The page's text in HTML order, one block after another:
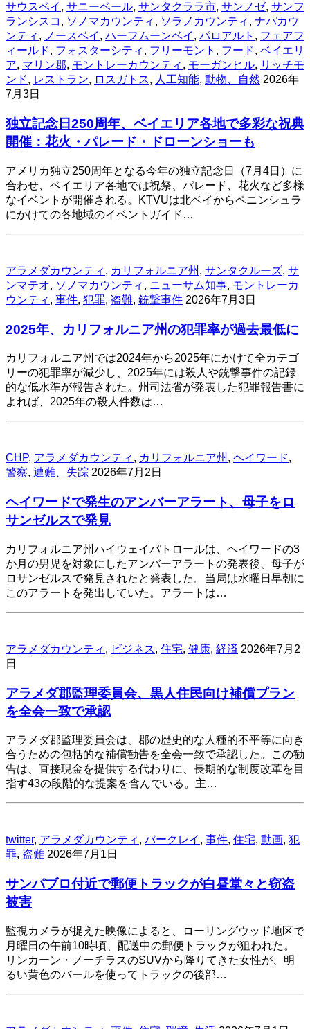
サウスベイ , サニーベール, サンタクララ市, サンノゼ, サンフ
ランシスコ , ソノマカウンティ , ソラノカウンティ , ナパカウ
ンティ , ノースベイ , ハーフムーンベイ , パロアルト , フェアフ
ィールド, フォスターシティ , フリーモント , フード, ベイエリ
ア, マリン郡, モントレーカウンティ , モーガンヒル, リッチモ
ンド, レストラン, ロスガトス, 人工知能, 動物、自然 2026年
7月3日
独立記念日250周年、ベイエリア各地で多彩な祝典
開催：花火・パレード・ドローンショーも
アメリカ独立250周年となる今年の独立記念日（7月4日）に
合わせ、ベイエリア各地では祝祭、パレード、花火など多様
なイベントが開催される。KTVUは北ベイからペニンシュラ
にかけての各地域のイベントガイド…
アラメダカウンティ , カリフォルニア州 , サンタクルーズ, サ
ンマテオ, ソノマカウンティ , ニューサム知事, モントレーカ
ウンティ , 事件, 犯罪, 盗難, 銃撃事件 2026年7月3日
2025年、カリフォルニア州の犯罪率が過去最低に
カリフォルニア州では2024年から2025年にかけて全カテゴ
リーの犯罪率が減少し、2025年には殺人や銃撃事件の記録
的な低水準が報告された。州司法省が発表した犯罪報告書に
よれば、2025年の殺人件数は…
CHP, アラメダカウンティ , カリフォルニア州 , ヘイワード,
警察, 遭難、失踪 2026年7月2日
ヘイワードで発生のアンバーアラート、母子をロ
サンゼルスで発見
カリフォルニア州ハイウェイパトロールは、ヘイワードの3
か月の男児を対象にしたアンバーアラートの発表後、母子が
ロサンゼルスで発見されたと発表した。当局は水曜日早朝に
このアラートを発出していた。アラートは…
アラメダカウンティ , ビジネス, 住宅, 健康, 経済 2026年7月2
日
アラメダ郡監理委員会、黒人住民向け補償プラン
を全会一致で承認
アラメダ郡監理委員会は、郡の歴史的な人種的不平等に向き
合うための包括的な補償勧告を全会一致で承認した。この勧
告は、直接現金を提供する代わりに、長期的な制度改革を目
指す43の段階的な提案を含んでいる。主…
twitter, アラメダカウンティ , バークレイ , 事件, 住宅, 動画, 犯
罪, 盗難 2026年7月1日
サンパブロ付近で郵便トラックが白昼堂々と窃盗
被害
監視カメラが捉えた映像によると、ローリングウッド地区で
月曜日の午前10時頃、配送中の郵便トラックが狙われた。
リンカーン・ノーチラスのSUVから降りてきた女性が、明
るい黄色のバールを使ってトラックの後部…